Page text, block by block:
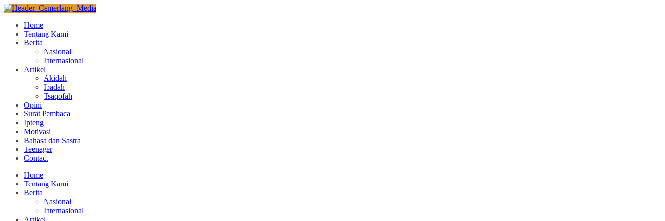
Home
Tentang Kami
Berita
Nasional
Internasional
Artikel
Akidah
Ibadah
Tsaqofah
Opini
Surat Pembaca
Ipteng
Motivasi
Bahasa dan Sastra
Teenager
Contact
Home
Tentang Kami
Berita
Nasional
Internasional
Artikel